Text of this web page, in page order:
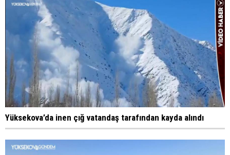
Yüksekova’da inen çığ vatandaş tarafından kayda alındı